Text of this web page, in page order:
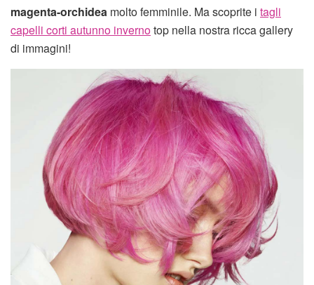
magenta-orchidea molto femminile. Ma scoprite i tagli
capelli corti autunno invernotop nella nostra ricca gallery
di immagini!